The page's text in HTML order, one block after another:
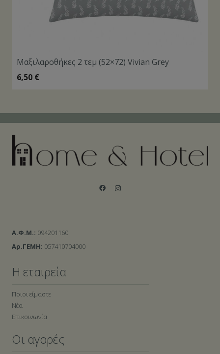
Μαξιλαροθήκες 2 τεμ (52×72) Vivian Grey
6,50 €
Α.Φ.Μ.: 094201160
Αρ.ΓΕΜΗ: 057410704000
Η εταιρεία
Ποιοι είμαστε
Νέα
Επικοινωνία
Οι αγορές